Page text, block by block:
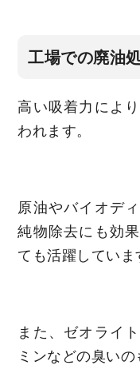
工場での廃油
高い吸着力によ
われます。
原油やバイオデ
純物除去にも効
ても活躍していま
また、ゼオライ
ミンなどの臭いの